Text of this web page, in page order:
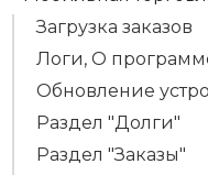
Загрузка заказов
Логи, О
Обновление
Раздел "Долги"
Раздел "Заказы"